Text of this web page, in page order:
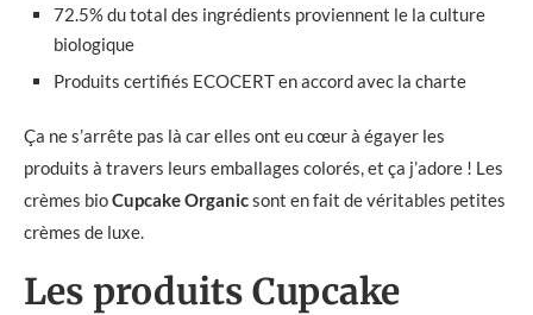
72.5% du total des ingrédients proviennent le la culture
biologique
Produits certifiés ECOCERT en accord avec la charte
Ça ne s’arrête pas là car elles ont eu cœur à égayer les
produits à travers leurs emballages colorés, et ça j’adore ! Les
crèmes bioCupcake Organicsont en fait de véritables petites
crèmes de luxe.
Les produits Cupcake